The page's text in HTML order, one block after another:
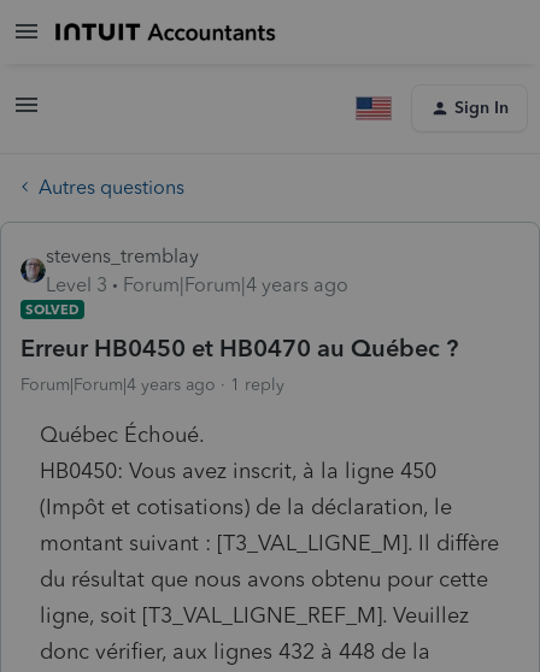
Sign In
Autres questions
stevens_tremblay
Level 3
Forum|Forum|4 years ago
SOLVED
Erreur HB0450 et HB0470 au Québec ?
Forum|Forum|4 years ago 1 reply
Québec Échoué.
HB0450: Vous avez inscrit, à la ligne 450
(Impôt et cotisations) de la déclaration, le
montant suivant : [T3_VAL_LIGNE_M]. Il diffère
du résultat que nous avons obtenu pour cette
ligne, soit [T3_VAL_LIGNE_REF_M]. Veuillez
donc vérifier, aux lignes 432 à 448 de la